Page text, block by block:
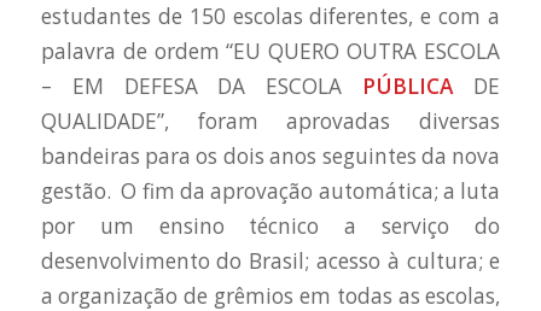
estudantes de 150 escolas diferentes, e com a
palavra de ordem “EU QUERO OUTRA ESCOLA
– EM DEFESA DA ESCOLA PÚBLICADE
QUALIDADE”, foram aprovadas diversas
bandeiras para os dois anos seguintes da nova
gestão. O fim da aprovação automática; a luta
por um ensino técnico a serviço do
desenvolvimento do Brasil; acesso à cultura; e
a organização de grêmios em todas as escolas,